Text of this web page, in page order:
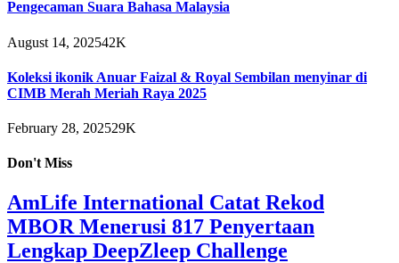
Pengecaman Suara Bahasa Malaysia
August 14, 202542K
Koleksi ikonik Anuar Faizal & Royal Sembilan menyinar di
CIMB Merah Meriah Raya 2025
February 28, 202529K
Don't Miss
AmLife International Catat Rekod
MBOR Menerusi 817 Penyertaan
Lengkap DeepZleep Challenge